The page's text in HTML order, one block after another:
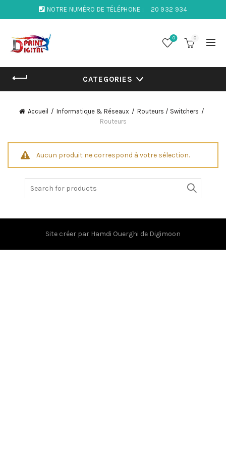
NOTRE NUMÉRO DE TÉLÉPHONE : 20 932 934
0 0
CATEGORIES
Accueil Informatique & Réseaux
Routeurs / Switchers
Routeurs
Aucun produit ne correspond à votre sélection.
Site créer par Hamdi Ouerghi de Digimoon